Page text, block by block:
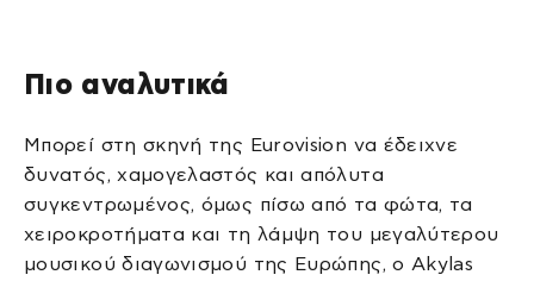
Πιο αναλυτικά
Μπορεί στη σκηνή της Eurovision να έδειχνε
δυνατός, χαμογελαστός και απόλυτα
συγκεντρωμένος, όμως πίσω από τα φώτα, τα
χειροκροτήματα και τη λάμψη του μεγαλύτερου
μουσικού διαγωνισμού της Ευρώπης, ο Akylas